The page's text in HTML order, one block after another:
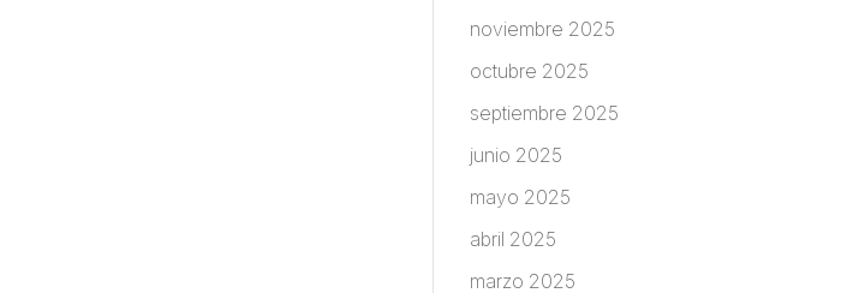
noviembre 2025
octubre 2025
septiembre 2025
junio 2025
mayo 2025
abril 2025
marzo 2025